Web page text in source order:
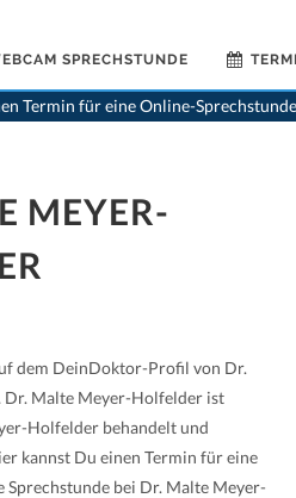
SPRECHSTUNDE
Termin für eine Online-
MEYER-
dem DeinDoktor-Profil von Dr.
Malte Meyer-Holfelder ist
Holfelder behandelt und
kannst Du einen Termin für eine
bei Dr. Malte Meyer-